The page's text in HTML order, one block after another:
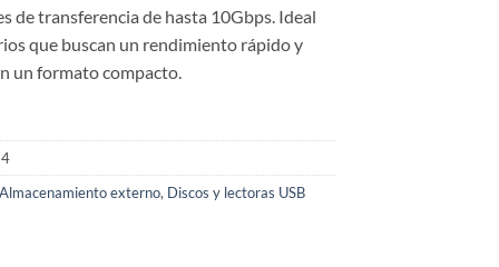
de transferencia de hasta 10Gbps. Ideal
que buscan un rendimiento rápido y
un formato compacto.
Almacenamiento externo, Discos y lectoras USB